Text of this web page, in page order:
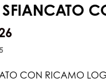
SFIANCATO
CON RICAMO